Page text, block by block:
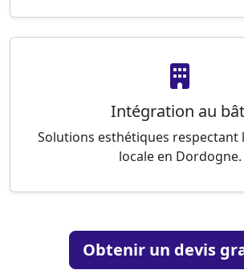
Intégration au
Solutions esthétiques
locale en Dordogne.
Obtenir un devis